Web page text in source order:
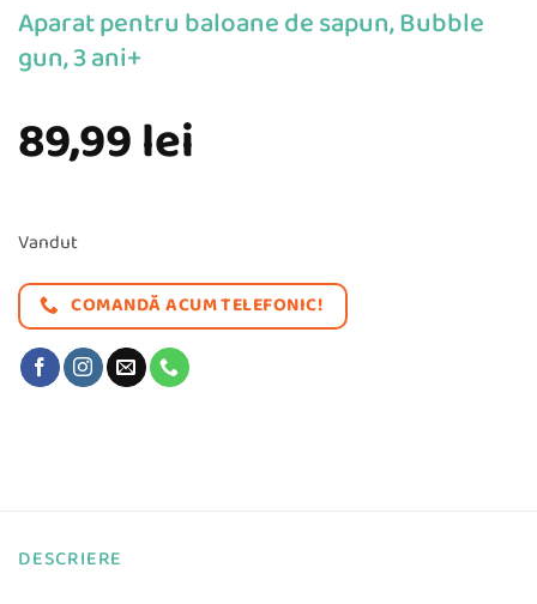
Aparat pentru baloane de sapun, Bubble
gun, 3 ani+
89,99lei
Vandut
COMANDĂ ACUM TELEFONIC!
DESCRIERE